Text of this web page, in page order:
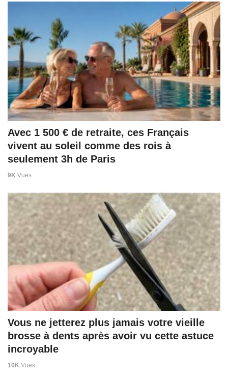
Avec 1 500 € de retraite, ces Français
vivent au soleil comme des rois à
seulement 3h de Paris
9K Vues
Vous ne jetterez plus jamais votre vieille
brosse à dents après avoir vu cette astuce
incroyable
10K Vues